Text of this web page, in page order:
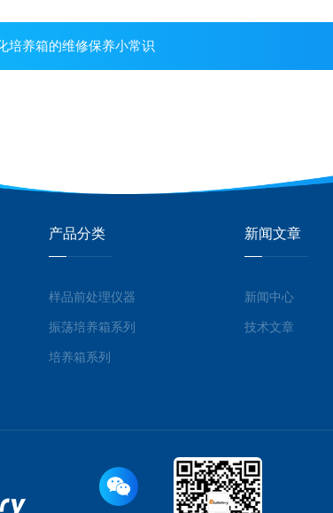
培养箱的维修保养小常识
产品分类
样品前处理仪器
振荡培养箱系列
培养箱系列
新闻文章
新闻中心
技术文章